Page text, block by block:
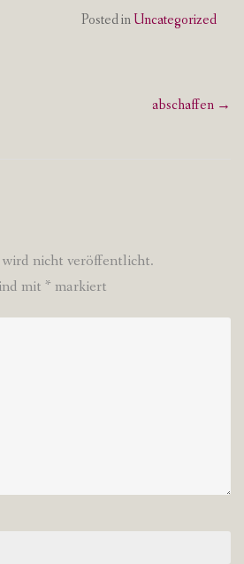
Posted inUncategorized
abschaffen →
nicht veröffentlicht.
mit * markiert